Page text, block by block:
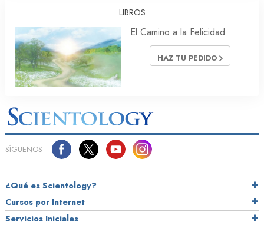
LIBROS
El Camino a la Felicidad
HAZ TU PEDIDO
SÍGUENOS
¿Qué es Scientology?
Cursos por Internet
Servicios Iniciales